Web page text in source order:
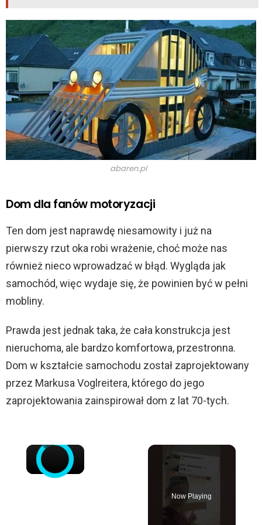
abaren.pl
Dom dla fanów motoryzacji
Ten dom jest naprawdę niesamowity i już na
pierwszy rzut oka robi wrażenie, choć może nas
również nieco wprowadzać w błąd. Wygląda jak
samochód, więc wydaje się, że powinien być w pełni
mobliny.
Prawda jest jednak taka, że cała konstrukcja jest
nieruchoma, ale bardzo komfortowa, przestronna.
Dom w kształcie samochodu został zaprojektowany
przez Markusa Voglreitera, którego do jego
zaprojektowania zainspirował dom z lat 70-tych.
×
Now Playing